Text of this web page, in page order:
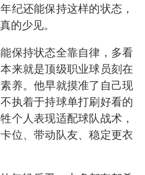
纪还能保持这样的状态，
的少见。
保持状态全靠自律，多看
来就是顶级职业球员刻在
养。他早就摸准了自己现
执着于持球单打刷好看的
个人表现适配球队战术，
位、带动队友、稳定更衣